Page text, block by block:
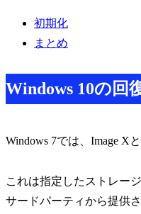
初期化
まとめ
Windows 10の回
Windows 7では、Image X
これは指定したストレー
サードパーティから提供